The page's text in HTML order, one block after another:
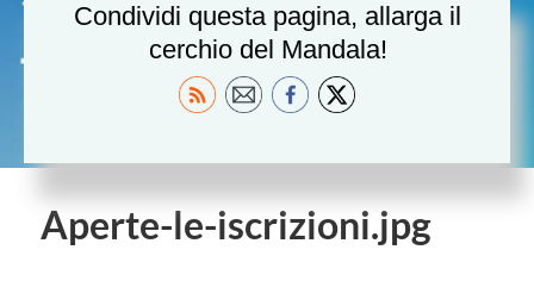
Aperte-le-iscrizioni.jpg
Condividi questa pagina, allarga il
cerchio del Mandala!